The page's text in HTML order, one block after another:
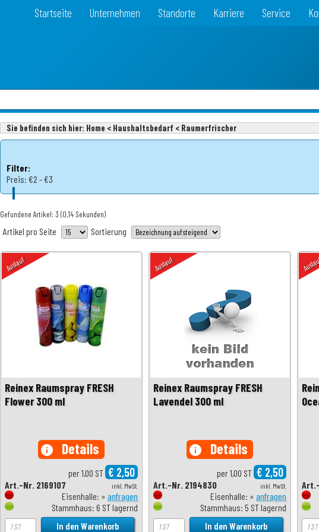
Startseite Unternehmen Standorte Karriere Service
Sie befinden sich hier: Home < Haushaltsbedarf < Raumerfrischer
Filter:
Preis: €2 - €3
Gefundene Artikel: 3 (0,14 Sekunden)
Artikel pro Seite Sortierung
Auslauf
Reinex Raumspray FRESH
Flower 300 ml
info Details
per 1,00 ST € 2,50
inkl. MwSt.
Art.-Nr. 2169107
Eisenhalle: » anfragen
Stammhaus: 6 ST lagernd
Auslauf
Reinex Raumspray FRESH
Lavendel 300 ml
info Details
per 1,00 ST € 2,50
inkl. MwSt.
Art.-Nr. 2194830
Eisenhalle: » anfragen
Stammhaus: 5 ST lagernd
Art.-